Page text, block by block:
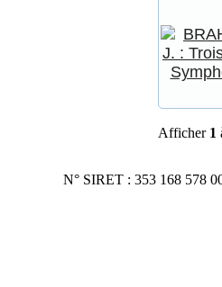
Afficher 1
N° SIRET : 353 168 578